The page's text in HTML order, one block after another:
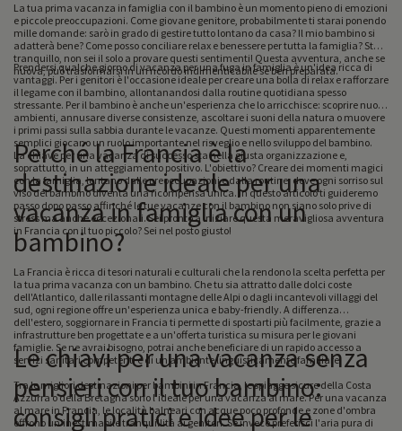
La tua prima vacanza in famiglia con il bambino è un momento pieno di emozioni
e piccole preoccupazioni. Come giovane genitore, probabilmente ti starai ponendo
mille domande: sarò in grado di gestire tutto lontano da casa? Il mio bambino si
adatterà bene? Come posso conciliare relax e benessere per tutta la famiglia? Stai
tranquillo, non sei il solo a provare questi sentimenti! Questa avventura, anche se
nuova, può trasformarsi in un ricordo indimenticabile se ben preparata.
Prendersi qualche giorno di vacanza per una fuga in famiglia è un'idea ricca di
vantaggi. Per i genitori è l'occasione ideale per creare una bolla di relax e rafforzare
il legame con il bambino, allontanandosi dalla routine quotidiana spesso
stressante. Per il bambino è anche un'esperienza che lo arricchisce: scoprire nuovi
ambienti, annusare diverse consistenze, ascoltare i suoni della natura o muovere
i primi passi sulla sabbia durante le vacanze. Questi momenti apparentemente
semplici giocano un ruolo importante nel risveglio e nello sviluppo del bambino.
La chiave per una vacanza di successo sta nella giusta organizzazione e,
soprattutto, in un atteggiamento positivo. L'obiettivo? Creare dei momenti magici
con la famiglia, lontano dalle preoccupazioni e dalla routine, dove ogni sorriso sul
viso del bambino diventa una ricompensa unica. In questo articolo ti guideremo
passo dopo passo affinché le tue vacanze con il bambino non siano solo prive di
stress ma anche eccezionali. Sei pronto a iniziare questa meravigliosa avventura
in Francia con il tuo piccolo? Sei nel posto giusto!
Perché la Francia è la
destinazione ideale per una
vacanza in famiglia con un
bambino?
La Francia è ricca di tesori naturali e culturali che la rendono la scelta perfetta per
la tua prima vacanza con un bambino. Che tu sia attratto dalle dolci coste
dell'Atlantico, dalle rilassanti montagne delle Alpi o dagli incantevoli villaggi del
sud, ogni regione offre un'esperienza unica e baby-friendly. A differenza
dell'estero, soggiornare in Francia ti permette di spostarti più facilmente, grazie a
infrastrutture ben progettate e a un'offerta turistica su misura per le giovani
famiglie. Se ne avrai bisogno, potrai anche beneficiare di un rapido accesso a
servizi sanitari competenti e di un ambiente linguisticamente familiare.
Tra le migliori destinazioni per bambini in Francia, le spiagge sicure della Costa
Azzurra o della Bretagna sono l'ideale per una vacanza al mare. Per una vacanza
al mare in Francia, le località balneari con acque poco profonde e zone d'ombra
offrono un'inestimabile tranquillità ai genitori. Se invece preferisci l'aria pura di
Le chiavi per una vacanza senza
pensieri con il tuo bambino:
consigli pratici e idee per le